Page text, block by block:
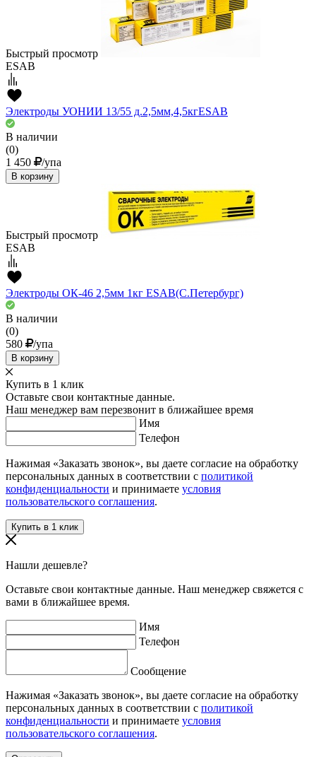
Быстрый просмотр
ESAB
Электроды УОНИИ 13/55 д.2,5мм,4,5кгESAВ
В наличии
(0)
1 450
/упа
В корзину
Быстрый просмотр
ESAB
Электроды ОК-46 2,5мм 1кг ESAB(С.Петербург)
В наличии
(0)
580
/упа
В корзину
Купить в 1 клик
Оставьте свои контактные данные.
Наш менеджер вам перезвонит в ближайшее время
Имя
Телефон
Нажимая «Заказать звонок», вы даете согласие на обработку
персональных данных в соответствии с политикой
конфиденциальности и принимаете условия
пользовательского соглашения.
Нашли дешевле?
Оставьте свои контактные данные. Наш менеджер свяжется с
вами в ближайшее время.
Имя
Телефон
Сообщение
Нажимая «Заказать звонок», вы даете согласие на обработку
персональных данных в соответствии с политикой
конфиденциальности и принимаете условия
пользовательского соглашения.